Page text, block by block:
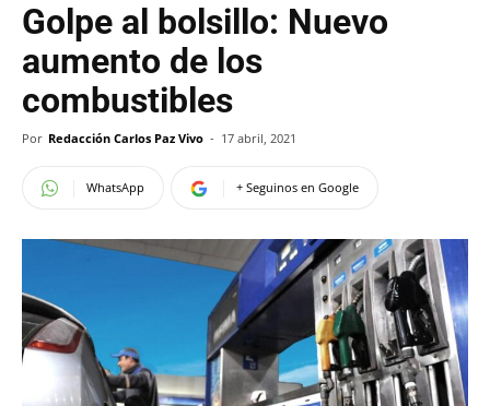
Golpe al bolsillo: Nuevo
aumento de los
combustibles
Por Redacción Carlos Paz Vivo - 17 abril, 2021
WhatsApp + Seguinos en Google